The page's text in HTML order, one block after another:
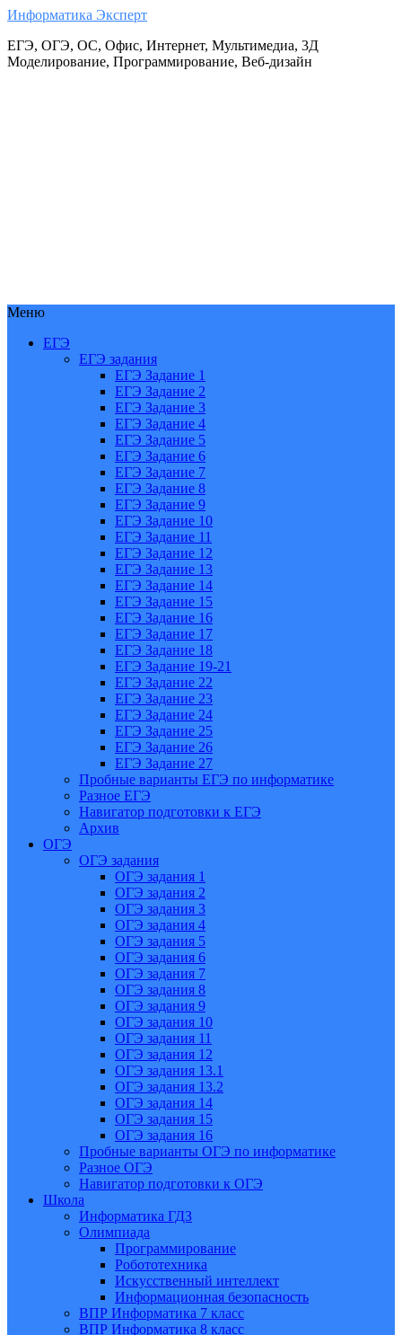
Информатика Эксперт
ЕГЭ, ОГЭ, ОС, Офис, Интернет, Мультимедиа, 3Д
Моделирование, Программирование, Веб-дизайн
Меню
ЕГЭ
ЕГЭ задания
ЕГЭ Задание 1
ЕГЭ Задание 2
ЕГЭ Задание 3
ЕГЭ Задание 4
ЕГЭ Задание 5
ЕГЭ Задание 6
ЕГЭ Задание 7
ЕГЭ Задание 8
ЕГЭ Задание 9
ЕГЭ Задание 10
ЕГЭ Задание 11
ЕГЭ Задание 12
ЕГЭ Задание 13
ЕГЭ Задание 14
ЕГЭ Задание 15
ЕГЭ Задание 16
ЕГЭ Задание 17
ЕГЭ Задание 18
ЕГЭ Задание 19-21
ЕГЭ Задание 22
ЕГЭ Задание 23
ЕГЭ Задание 24
ЕГЭ Задание 25
ЕГЭ Задание 26
ЕГЭ Задание 27
Пробные варианты ЕГЭ по информатике
Разное ЕГЭ
Навигатор подготовки к ЕГЭ
Архив
ОГЭ
ОГЭ задания
ОГЭ задания 1
ОГЭ задания 2
ОГЭ задания 3
ОГЭ задания 4
ОГЭ задания 5
ОГЭ задания 6
ОГЭ задания 7
ОГЭ задания 8
ОГЭ задания 9
ОГЭ задания 10
ОГЭ задания 11
ОГЭ задания 12
ОГЭ задания 13.1
ОГЭ задания 13.2
ОГЭ задания 14
ОГЭ задания 15
ОГЭ задания 16
Пробные варианты ОГЭ по информатике
Разное ОГЭ
Навигатор подготовки к ОГЭ
Школа
Информатика ГДЗ
Олимпиада
Программирование
Робототехника
Искусственный интеллект
Информационная безопасность
ВПР Информатика 7 класс
ВПР Информатика 8 класс